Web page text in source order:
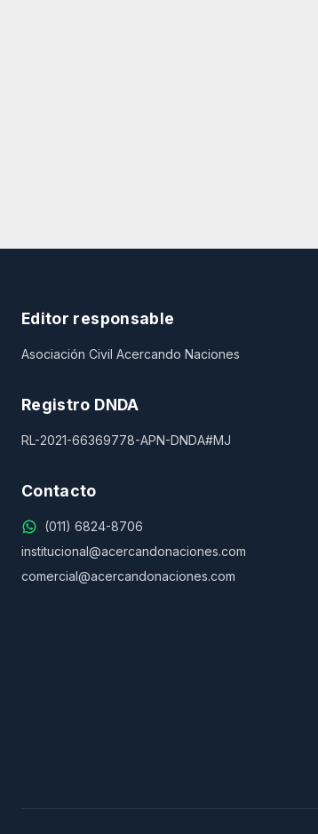
Editor responsable
Asociación Civil Acercando Naciones
Registro DNDA
RL-2021-66369778-APN-DNDA#MJ
Contacto
(011) 6824-8706
institucional@acercandonaciones.com
comercial@acercandonaciones.com